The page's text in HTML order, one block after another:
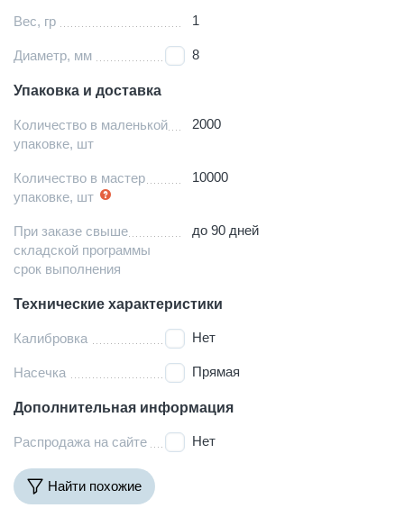
Вес, гр 1
Диаметр, мм 8
Упаковка и доставка
Количество в маленькой
упаковке, шт
2000
Количество в мастер
упаковке, шт
10000
При заказе свыше
складской программы
срок выполнения
до 90 дней
Технические характеристики
Калибровка Нет
Насечка Прямая
Дополнительная информация
Распродажа на сайте Нет
Найти похожие